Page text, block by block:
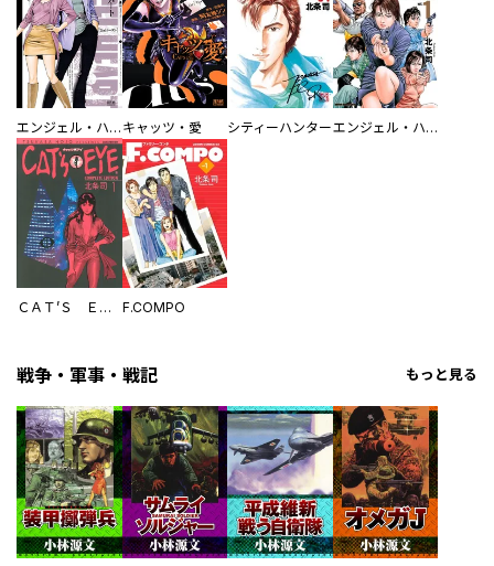
エンジェル・ハート 2ndシーズン キャッツ・愛 シティーハンター エンジェル・ハート 1stシーズン
ＣＡＴ’Ｓ ＥＹＥ F.COMPO
戦争・軍事・戦記 もっと見る